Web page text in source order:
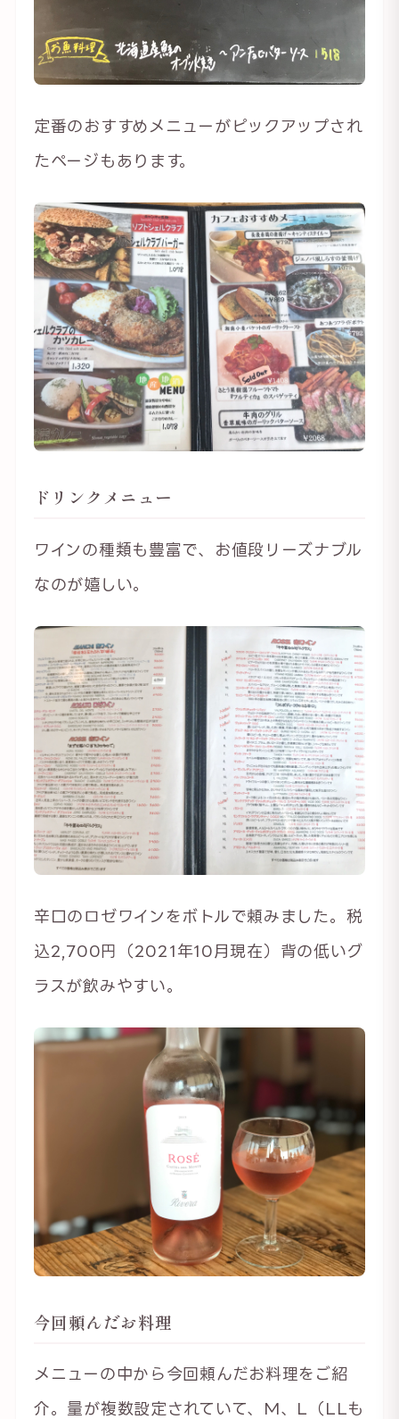
定番のおすすめメニューがピックアップされ
たページもあります。
ドリンクメニュー
ワインの種類も豊富で、お値段リーズナブル
なのが嬉しい。
辛口のロゼワインをボトルで頼みました。税
込2,700円（2021年10月現在）背の低いグ
ラスが飲みやすい。
今回頼んだお料理
メニューの中から今回頼んだお料理をご紹
介。量が複数設定されていて、M、L（LLも